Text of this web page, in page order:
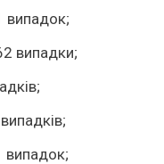
випадок;
випадки;
випадок;